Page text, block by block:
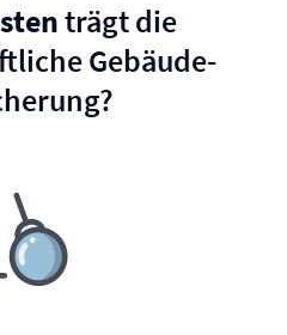
trägt die
Gebäude­